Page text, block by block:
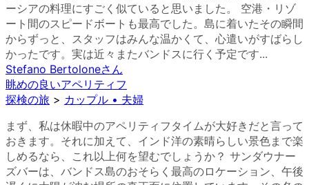
ーシアの料理にすごく似ていると思いました。 空港・リゾ
ート間のスピードボートも最高でした。島に着いたその瞬間
からずっと、スタッフはみんな温かくて、心遣いがすばらし
かったです。実は近々またバンドスに行く予定です...
Stefano Bertoloneさん
眺めの良いアペリティフ
探検の旅 > カップル • 夫婦
まず、私は休暇中のアペリティフタイムが大好きだと言って
おきます。それに加えて、インド洋の素晴らしい景色まで楽
しめるなら、これ以上何を望むでしょうか？ サンダウナー
ズバーは、バンドス島のおそらく最高のロケーション、午後